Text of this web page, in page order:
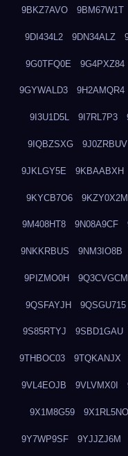
9BKZ7AVO 9BM67W1T
9DI434L2 9DN34ALZ
9G0TFQ0E 9G4PXZ84
9GYWALD3 9H2AMQR4
9I3U1D5L 9I7RL7P3
9IQBZSXG 9J0ZRBUV
9JKLGY5E 9KBAABXH
9KYCB7O6 9KZY0X2M
9M408HT8 9N08A9CF
9NKKRBUS 9NM3IO8B
9PIZMO0H 9Q3CVGCM
9QSFAYJH 9QSGU715
9S85RTYJ 9SBD1GAU
9THBOC03 9TQKANJX
9VL4EOJB 9VLVMX0I
9X1M8G59 9X1RL5NO
9Y7WP9SF 9YJJZJ6M